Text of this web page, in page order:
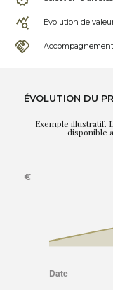
Évolution de
ÉVOLUTION DU
Exemple illustratif.
disponible